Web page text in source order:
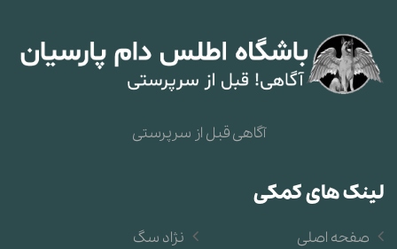
آگاهی قبل از سرپرستی
لینک های کمکی
نژاد سگ
صفحه اصلی